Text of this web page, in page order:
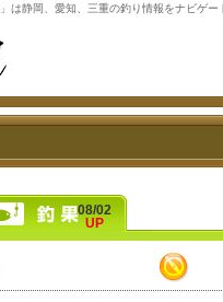
」は静岡、愛知、三重の釣り情報をナビゲー
08/02
UP